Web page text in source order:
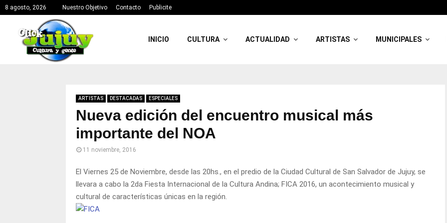
8 agosto, 2026 Nuestro Objetivo Contacto Publicite
INICIO CULTURA ACTUALIDAD ARTISTAS MUNICIPALES
ARTISTAS DESTACADAS ESPECIALES
Nueva edición del encuentro musical más
importante del NOA
11 noviembre, 2016
El Viernes 25 de Noviembre, desde las 20hs., en el predio de la Ciudad Cultural de San Salvador de Jujuy, se
llevara a cabo la 2da Fiesta Internacional de la Cultura Andina; FICA 2016, un acontecimiento musical y
cultural de características únicas en la región.